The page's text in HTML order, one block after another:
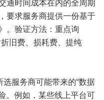
通时间成本在内的全周期
要求服务商提供一份基于
。验证方法：重点询
旧费、损耗费、提纯
服务商可能带来的“数据
。例如，某些线上平台可